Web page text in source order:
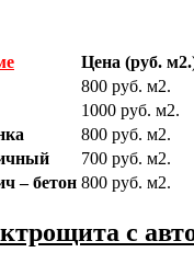
Цена (руб.
800 руб. м2.
1000 руб. м2.
800 руб. м2.
700 руб. м2.
– бетон 800 руб. м2.
с